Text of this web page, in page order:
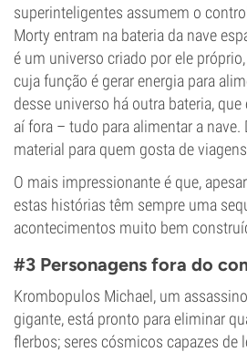
superinteligentes assumem o
Morty entram na bateria da nave
é um universo criado por ele
cuja função é gerar energia para
desse universo há outra bateria,
aí fora – tudo para alimentar a nave.
material para quem gosta de
O mais impressionante é que,
estas histórias têm sempre uma
acontecimentos muito bem
#3 Personagens fora do
Krombopulos Michael, um
gigante, está pronto para eliminar
flerbos; seres cósmicos capazes de